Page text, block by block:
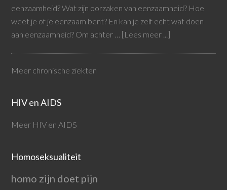
eenzaamheid? Wat zijn oorzaken van eenzaamheid? Hoe
weet je of je eenzaam bent? En kan je zelf echt wat doen
aan eenzaamheid? Om achter … [Lees meer ...]
Meer chronische ziekten
HIV en AIDS
Meer HIV en AIDS
Homoseksualiteit
homo zijn doet pijn